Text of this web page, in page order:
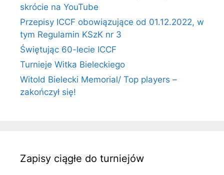
skrócie na YouTube
Przepisy ICCF obowiązujące od 01.12.2022, w
tym Regulamin KSzK nr 3
Świętując 60-lecie ICCF
Turnieje Witka Bieleckiego
Witold Bielecki Memorial/ Top players –
zakończył się!
Zapisy ciągłe do turniejów